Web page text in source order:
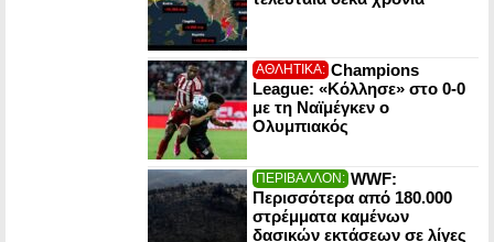
ΑΘΛΗΤΙΚΑ: Champions
League: «Κόλλησε» στο 0-0
με τη Ναϊμέγκεν ο
Ολυμπιακός
ΠΕΡΙΒΑΛΛΟΝ: WWF:
Περισσότερα από 180.000
στρέμματα καμένων
δασικών εκτάσεων σε λίγες